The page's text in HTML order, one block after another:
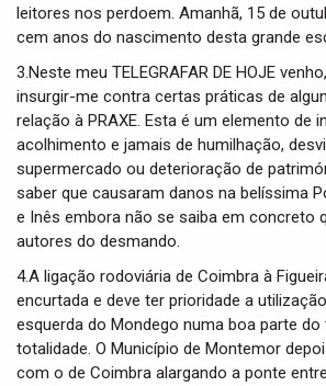
leitores nos perdoem. Amanhã, 15 de
cem anos do nascimento desta grande
3.Neste meu TELEGRAFAR DE HOJE
insurgir-me contra certas práticas de
relação à PRAXE. Esta é um elemento de
acolhimento e jamais de humilhação,
supermercado ou deterioração de
saber que causaram danos na belíssima
e Inês embora não se saiba em concreto
autores do desmando.
4.A ligação rodoviária de Coimbra à
encurtada e deve ter prioridade a
esquerda do Mondego numa boa parte
totalidade. O Município de Montemor
com o de Coimbra alargando a ponte